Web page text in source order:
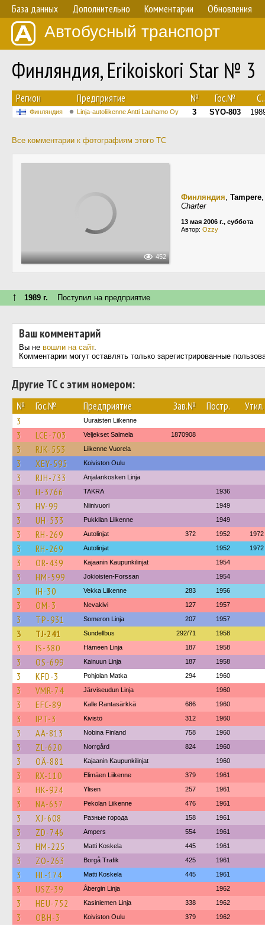
База данных Дополнительно Комментарии Обновления
Автобусный транспорт
Финляндия, Erikoiskori Star № 3
Регион Предприятие № Гос.№
Финляндия Linja-autoliikenne Antti Lauhamo Oy 3 SYO-803
Все комментарии к фотографиям этого ТС
452
Финляндия, Tampere
Charter
13 мая 2006 г., суббота
Автор: Ozzy
↑ 1989 г. Поступил на предприятие
Ваш комментарий
Вы не вошли на сайт.
Комментарии могут оставлять только зарегистрированные
Другие ТС с этим номером:
№ Гос.№ Предприятие Зав.№ Постр. Утил.
3 Uuraisten Liikenne
3 LCE-703 Veljekset Salmela 1870908
3 RJK-553 Liikenne Vuorela
3 XEY-595 Koiviston Oulu
3 RJH-733 Anjalankosken Linja
3 H-3766 TAKRA 1936
3 HV-99 Niinivuori 1949
3 UH-533 Pukkilan Liikenne 1949
3 RH-269 Autolinjat 372 1952 1972
3 RH-269 Autolinjat 1952 1972
3 OR-439 Kajaanin Kaupunkilinjat 1954
3 HM-599 Jokioisten-Forssan 1954
3 IH-30 Vekka Liikenne 283 1956
3 OM-3 Nevakivi 127 1957
3 TP-931 Someron Linja 207 1957
3 TJ-241 Sundellbus 292/71 1958
3 IS-380 Hämeen Linja 187 1958
3 OS-699 Kainuun Linja 187 1958
3 KFD-3 Pohjolan Matka 294 1960
3 VMR-74 Järviseudun Linja 1960
3 EFC-89 Kalle Rantasärkkä 686 1960
3 IPT-3 Kivistö 312 1960
3 AÄ-813 Nobina Finland 758 1960
3 ZL-620 Norrgård 824 1960
3 OÄ-881 Kajaanin Kaupunkilinjat 1960
3 RX-110 Elimäen Liikenne 379 1961
3 HK-924 Ylisen 257 1961
3 NA-657 Pekolan Liikenne 476 1961
3 XJ-608 Разные города 158 1961
3 ZD-746 Ampers 554 1961
3 HM-225 Matti Koskela 445 1961
3 ZO-263 Borgå Trafik 425 1961
3 HL-174 Matti Koskela 445 1961
3 USZ-39 Åbergin Linja 1962
3 HEU-752 Kasiniemen Linja 338 1962
3 OBH-3 Koiviston Oulu 379 1962